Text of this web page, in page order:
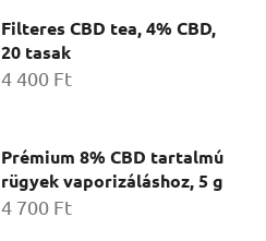
Filteres CBD tea, 4% CBD,
20 tasak
4 400 Ft
Prémium 8% CBD tartalmú
rügyek vaporizáláshoz, 5 g
4 700 Ft